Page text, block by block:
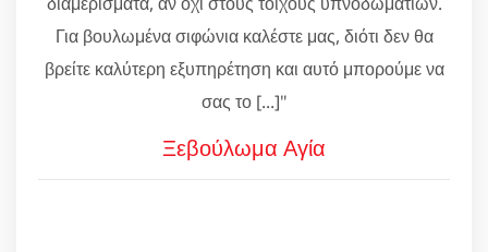
Για βουλωμένα σιφώνια καλέστε μας, διότι δεν θα
βρείτε καλύτερη εξυπηρέτηση και αυτό μπορούμε να
σας το [...]"
Ξεβούλωμα Αγία